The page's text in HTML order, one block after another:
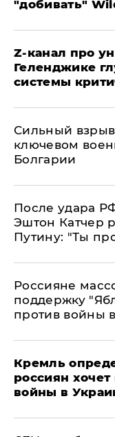
"добивать"
Z-канал про
Геленджике
системы
Сильный
ключевом
Болгарии
После удара
Эштон Катчер
Путину: "Ты
Россияне
поддержку
против войны
Кремль
россиян
войны в